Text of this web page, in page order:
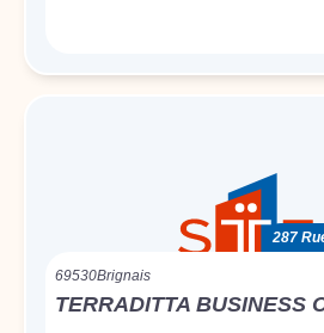
287
69530Brignais
TERRADITTA BUSINESS